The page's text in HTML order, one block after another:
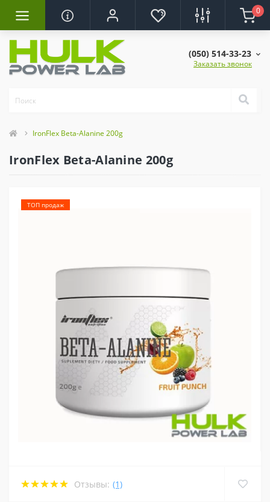
0
(050) 514-33-23
Заказать звонок
IronFlex Beta-Alanine 200g
IronFlex Beta-Alanine 200g
ТОП продаж
Отзывы: (1)